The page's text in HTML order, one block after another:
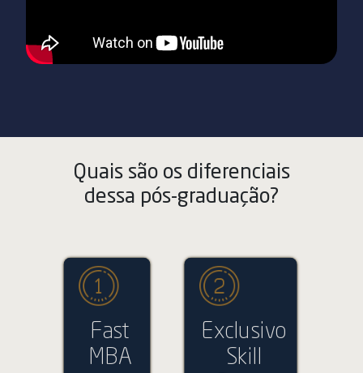
Quais são os diferenciais
dessa pós-graduação?
Fast
MBA
Exclusivo
Skill